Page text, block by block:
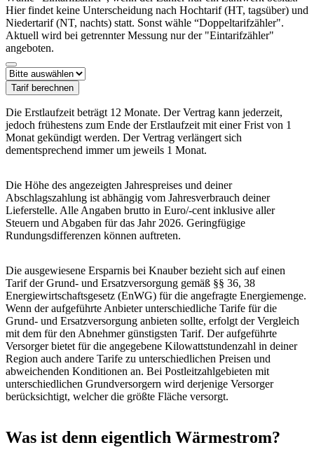
Hier findet keine Unterscheidung nach Hochtarif (HT, tagsüber) und
Niedertarif (NT, nachts) statt. Sonst wähle “Doppeltarifzähler".
Aktuell wird bei getrennter Messung nur der "Eintarifzähler"
angeboten.
Tarif berechnen
Die Erstlaufzeit beträgt 12 Monate. Der Vertrag kann jederzeit,
jedoch frühestens zum Ende der Erstlaufzeit mit einer Frist von 1
Monat gekündigt werden. Der Vertrag verlängert sich
dementsprechend immer um jeweils 1 Monat.
Die Höhe des angezeigten Jahrespreises und deiner
Abschlagszahlung ist abhängig vom Jahresverbrauch deiner
Lieferstelle. Alle Angaben brutto in Euro/-cent inklusive aller
Steuern und Abgaben für das Jahr 2026. Geringfügige
Rundungsdifferenzen können auftreten.
Die ausgewiesene Ersparnis bei Knauber bezieht sich auf einen
Tarif der Grund- und Ersatzversorgung gemäß §§ 36, 38
Energiewirtschaftsgesetz (EnWG) für die angefragte Energiemenge.
Wenn der aufgeführte Anbieter unterschiedliche Tarife für die
Grund- und Ersatzversorgung anbieten sollte, erfolgt der Vergleich
mit dem für den Abnehmer günstigsten Tarif. Der aufgeführte
Versorger bietet für die angegebene Kilowattstundenzahl in deiner
Region auch andere Tarife zu unterschiedlichen Preisen und
abweichenden Konditionen an. Bei Postleitzahlgebieten mit
unterschiedlichen Grundversorgern wird derjenige Versorger
berücksichtigt, welcher die größte Fläche versorgt.
Was ist denn eigentlich Wärmestrom?